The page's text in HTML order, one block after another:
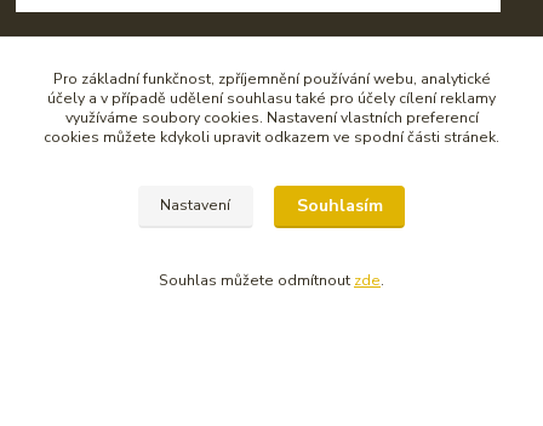
Kontakt
Pro základní funkčnost, zpříjemnění používání webu, analytické
účely a v případě udělení souhlasu také pro účely cílení reklamy
využíváme soubory cookies. Nastavení vlastních preferencí
cookies můžete kdykoli upravit odkazem ve spodní části stránek.
Nastavení Souhlasím
Souhlas můžete odmítnout zde.